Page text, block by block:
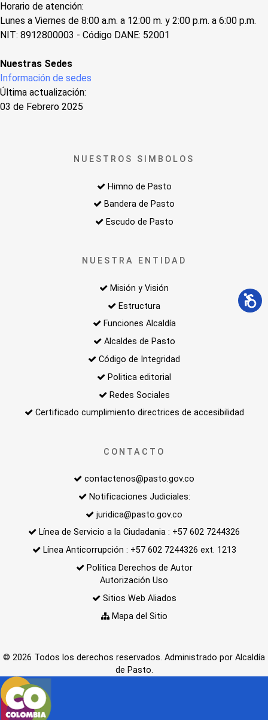
Horario de atención:
Lunes a Viernes de 8:00 a.m. a 12:00 m. y 2:00 p.m. a 6:00 p.m.
NIT: 8912800003 - Código DANE: 52001
Nuestras Sedes
Información de sedes
Última actualización:
03 de Febrero 2025
NUESTROS SIMBOLOS
Himno de Pasto
Bandera de Pasto
Escudo de Pasto
NUESTRA ENTIDAD
Misión y Visión
Estructura
Funciones Alcaldía
Alcaldes de Pasto
Código de Integridad
Politica editorial
Redes Sociales
Certificado cumplimiento directrices de accesibilidad
CONTACTO
contactenos@pasto.gov.co
Notificaciones Judiciales:
juridica@pasto.gov.co
Línea de Servicio a la Ciudadania : +57 602 7244326
Línea Anticorrupción : +57 602 7244326 ext. 1213
Política Derechos de Autor
Autorización Uso
Sitios Web Aliados
Mapa del Sitio
© 2026 Todos los derechos reservados. Administrado por Alcaldía
de Pasto.